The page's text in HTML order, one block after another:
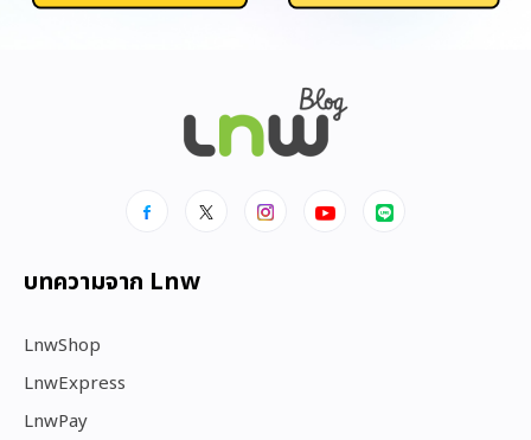
บทความจาก Lnw
LnwShop
LnwExpress
LnwPay